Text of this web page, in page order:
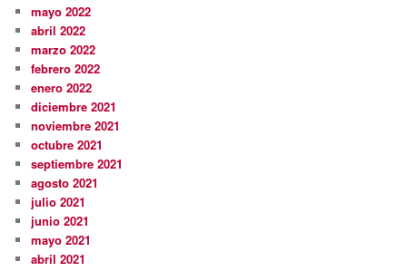
mayo 2022
abril 2022
marzo 2022
febrero 2022
enero 2022
diciembre 2021
noviembre 2021
octubre 2021
septiembre 2021
agosto 2021
julio 2021
junio 2021
mayo 2021
abril 2021